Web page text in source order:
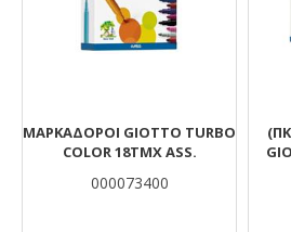
ΜΑΡΚΑΔΟΡΟΙ GIOTTO TURBO
COLOR 18TMX ASS.
000073400